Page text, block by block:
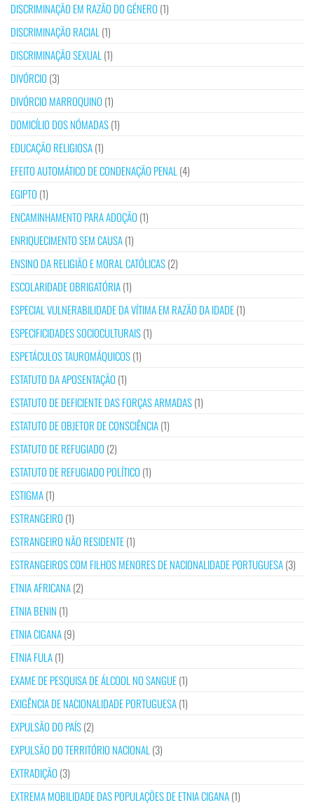
DISCRIMINAÇÃO EM RAZÃO DO GÉNERO (1)
DISCRIMINAÇÃO RACIAL (1)
DISCRIMINAÇÃO SEXUAL (1)
DIVÓRCIO (3)
DIVÓRCIO MARROQUINO (1)
DOMICÍLIO DOS NÓMADAS(1)
EDUCAÇÃO RELIGIOSA(1)
EFEITO AUTOMÁTICO DE CONDENAÇÃO PENAL (4)
EGIPTO (1)
ENCAMINHAMENTO PARA ADOÇÃO (1)
ENRIQUECIMENTO SEM CAUSA(1)
ENSINO DA RELIGIÃO E MORAL CATÓLICAS(2)
ESCOLARIDADE OBRIGATÓRIA(1)
ESPECIAL VULNERABILIDADE DA VÍTIMA EM RAZÃO DA IDADE(1)
ESPECIFICIDADES SOCIOCULTURAIS(1)
ESPETÁCULOS TAUROMÁQUICOS(1)
ESTATUTO DA APOSENTAÇÃO (1)
ESTATUTO DE DEFICIENTE DAS FORÇAS ARMADAS(1)
ESTATUTO DE OBJETOR DE CONSCIÊNCIA(1)
ESTATUTO DE REFUGIADO (2)
ESTATUTO DE REFUGIADO POLÍTICO (1)
ESTIGMA(1)
ESTRANGEIRO (1)
ESTRANGEIRO NÃO RESIDENTE(1)
ESTRANGEIROS COM FILHOS MENORES DE NACIONALIDADE PORTUGUESA(3)
ETNIA AFRICANA(2)
ETNIA BENIN (1)
ETNIA CIGANA(9)
ETNIA FULA(1)
EXAME DE PESQUISA DE ÁLCOOL NO SANGUE(1)
EXIGÊNCIA DE NACIONALIDADE PORTUGUESA(1)
EXPULSÃO DO PAÍS(2)
EXPULSÃO DO TERRITÓRIO NACIONAL (3)
EXTRADIÇÃO (3)
EXTREMA MOBILIDADE DAS POPULAÇÕES DE ETNIA CIGANA(1)